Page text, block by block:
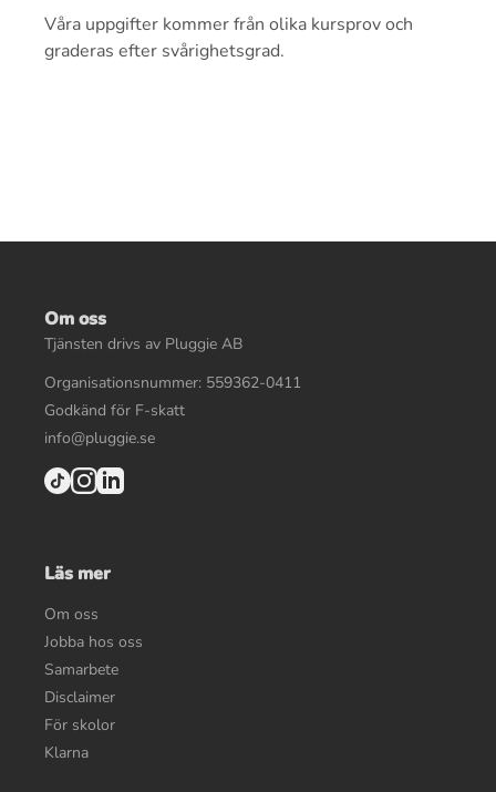
Våra uppgifter kommer från olika kursprov och
graderas efter svårighetsgrad.
Om oss
Tjänsten drivs av Pluggie AB
Organisationsnummer: 559362-0411
Godkänd för F-skatt
info@pluggie.se
Läs mer
Om oss
Jobba hos oss
Samarbete
Disclaimer
För skolor
Klarna